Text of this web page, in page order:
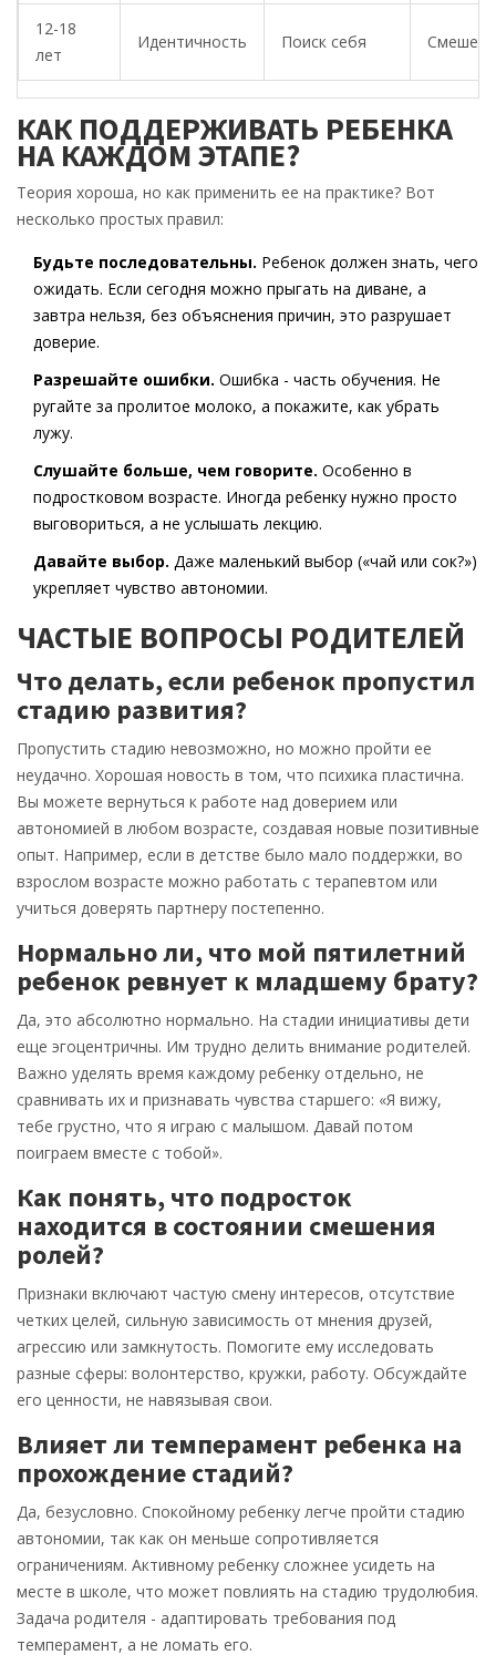
12-18
лет
Идентичность Поиск себя
КАК ПОДДЕРЖИВАТЬ РЕБЕНКА
НА КАЖДОМ ЭТАПЕ?
Теория хороша, но как применить ее на практике? Вот
несколько простых правил:
Будьте последовательны. Ребенок должен знать, чего
ожидать. Если сегодня можно прыгать на диване, а
завтра нельзя, без объяснения причин, это разрушает
доверие.
Разрешайте ошибки. Ошибка - часть обучения. Не
ругайте за пролитое молоко, а покажите, как убрать
лужу.
Слушайте больше, чем говорите. Особенно в
подростковом возрасте. Иногда ребенку нужно просто
выговориться, а не услышать лекцию.
Давайте выбор. Даже маленький выбор («чай или сок?»)
укрепляет чувство автономии.
ЧАСТЫЕ ВОПРОСЫ РОДИТЕЛЕЙ
Что делать, если ребенок пропустил
стадию развития?
Пропустить стадию невозможно, но можно пройти ее
неудачно. Хорошая новость в том, что психика пластична.
Вы можете вернуться к работе над доверием или
автономией в любом возрасте, создавая новые позитивные
опыт. Например, если в детстве было мало поддержки, во
взрослом возрасте можно работать с терапевтом или
учиться доверять партнеру постепенно.
Нормально ли, что мой пятилетний
ребенок ревнует к младшему брату?
Да, это абсолютно нормально. На стадии инициативы дети
еще эгоцентричны. Им трудно делить внимание родителей.
Важно уделять время каждому ребенку отдельно, не
сравнивать их и признавать чувства старшего: «Я вижу,
тебе грустно, что я играю с малышом. Давай потом
поиграем вместе с тобой».
Как понять, что подросток
находится в состоянии смешения
ролей?
Признаки включают частую смену интересов, отсутствие
четких целей, сильную зависимость от мнения друзей,
агрессию или замкнутость. Помогите ему исследовать
разные сферы: волонтерство, кружки, работу. Обсуждайте
его ценности, не навязывая свои.
Влияет ли темперамент ребенка на
прохождение стадий?
Да, безусловно. Спокойному ребенку легче пройти стадию
автономии, так как он меньше сопротивляется
ограничениям. Активному ребенку сложнее усидеть на
месте в школе, что может повлиять на стадию трудолюбия.
Задача родителя - адаптировать требования под
темперамент, а не ломать его.